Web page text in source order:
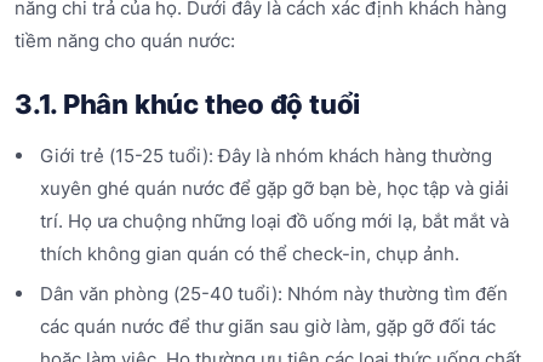
năng chi trả của họ. Dưới đây là cách xác định khách hàng
tiềm năng cho quán nước:
3.1. Phân khúc theo độ tuổi
Giới trẻ (15-25 tuổi): Đây là nhóm khách hàng thường
xuyên ghé quán nước để gặp gỡ bạn bè, học tập và giải
trí. Họ ưa chuộng những loại đồ uống mới lạ, bắt mắt và
thích không gian quán có thể check-in, chụp ảnh.
Dân văn phòng (25-40 tuổi): Nhóm này thường tìm đến
các quán nước để thư giãn sau giờ làm, gặp gỡ đối tác